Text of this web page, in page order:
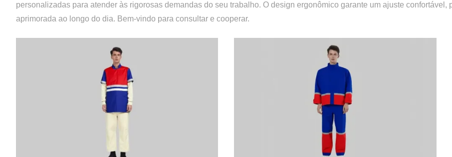
personalizadas para atender às rigorosas demandas do seu trabalho. O design ergonômico garante um ajuste
aprimorada ao longo do dia. Bem-vindo para consultar e cooperar.